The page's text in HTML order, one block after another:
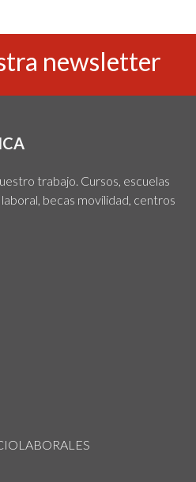
newsletter
trabajo. Cursos, escuelas
becas movilidad, centros